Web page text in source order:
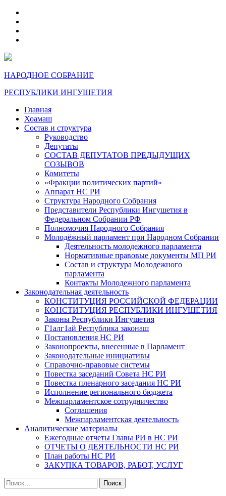
НАРОДНОЕ СОБРАНИЕ
РЕСПУБЛИКИ ИНГУШЕТИЯ
Главная
Хоамаш
Состав и структура
Руководство
Депутаты
СОСТАВ ДЕПУТАТОВ ПРЕДЫДУЩИХ
СОЗЫВОВ
Комитеты
«Фракции политических партий»
Аппарат НС РИ
Структура Народного Собрания
Представители Республики Ингушетия в
Федеральном Собрании РФ
Полномочия Народного Собрания
Молодёжный парламент при Народном Собрании
Деятельность молодежного парламента
Нормативные правовые документы МП РИ
Состав и структура Молодежного
парламента
Контакты Молодежного парламента
Законодательная деятельность
КОНСТИТУЦИЯ РОССИЙСКОЙ ФЕДЕРАЦИИ
КОНСТИТУЦИЯ РЕСПУБЛИКИ ИНГУШЕТИЯ
Законы Республики Ингушетия
Г1алг1ай Республика законаш
Постановления НС РИ
Законопроекты, внесенные в Парламент
Законодательные инициативы
Справочно-правовые системы
Повестка заседаний Совета НС РИ
Повестка пленарного заседания НС РИ
Исполнение регионального бюджета
Межпарламентское сотрудничество
Соглашения
Межпарламентская деятельность
Аналитические материалы
Ежегодные отчеты Главы РИ в НС РИ
ОТЧЕТЫ О ДЕЯТЕЛЬНОСТИ НС РИ
План работы НС РИ
ЗАКУПКА ТОВАРОВ, РАБОТ, УСЛУГ
Найти: